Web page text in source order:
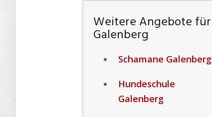
Weitere Angebote für
Galenberg
Schamane Galenberg
Hundeschule
Galenberg